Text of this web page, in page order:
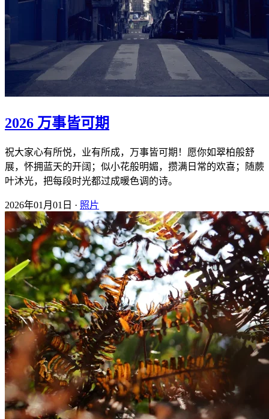
2026 万事皆可期
祝大家心有所悦，业有所成，万事皆可期！愿你如翠柏般舒
展，怀拥蓝天的开阔；似小花般明媚，攒满日常的欢喜；随蕨
叶沐光，把每段时光都过成暖色调的诗。
2026年01月01日 · 照片